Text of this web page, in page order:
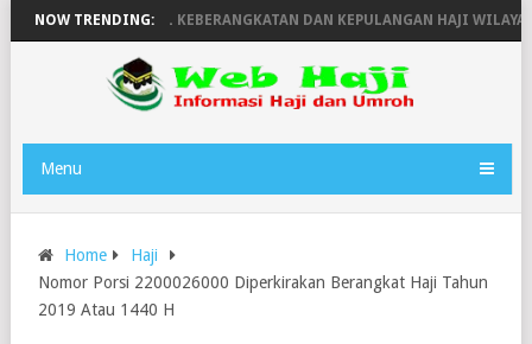
NOW TRENDING:
1446H JADWAL KEBERANGKATAN DAN KEPULANGAN HAJI WILAYAH
Menu
Home
Haji
Nomor Porsi 2200026000 Diperkirakan Berangkat Haji Tahun
2019 Atau 1440 H